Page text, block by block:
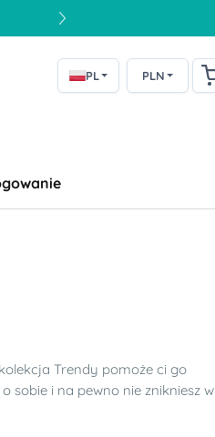
PL PLN
Trendy pomoże ci go
sobie i na pewno nie znikniesz w